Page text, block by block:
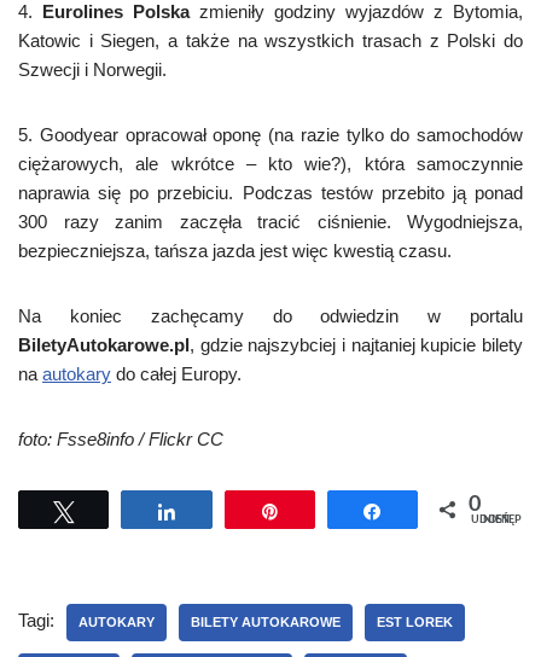
4. Eurolines Polskazmieniły godziny wyjazdów z Bytomia,
Katowic i Siegen, a także na wszystkich trasach z Polski do
Szwecji i Norwegii.
5. Goodyear opracował oponę (na razie tylko do samochodów
ciężarowych, ale wkrótce – kto wie?), która samoczynnie
naprawia się po przebiciu. Podczas testów przebito ją ponad
300 razy zanim zaczęła tracić ciśnienie. Wygodniejsza,
bezpieczniejsza, tańsza jazda jest więc kwestią czasu.
Na koniec zachęcamy do odwiedzin w portalu
BiletyAutokarowe.pl, gdzie najszybciej i najtaniej kupicie bilety
na autokary do całej Europy.
foto: Fsse8info / Flickr CC
Udostępnij Udostępnij
0
UDOSTĘPNIEŃ
Tagi: AUTOKARY BILETY AUTOKAROWE EST LOREK